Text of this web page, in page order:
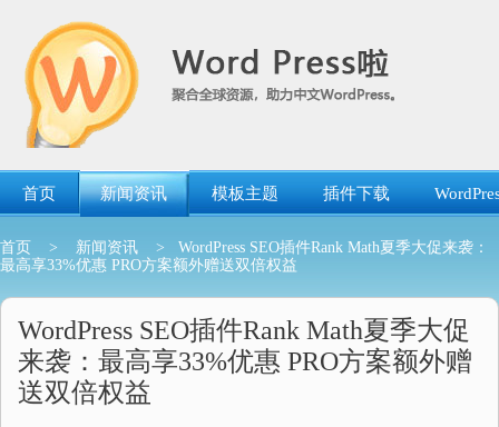
首页 新闻资讯 模板主题 插件下载
首页 > 新闻资讯
> WordPress SEO插件Rank Math夏季大促来袭：
最高享33%优惠 PRO方案额外赠送双倍权益
WordPress SEO插件Rank Math夏季大促
来袭：最高享33%优惠 PRO方案额外赠
送双倍权益